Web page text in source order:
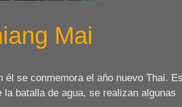
Mai
se conmemora el año nuevo Thai.
batalla de agua, se realizan algunas